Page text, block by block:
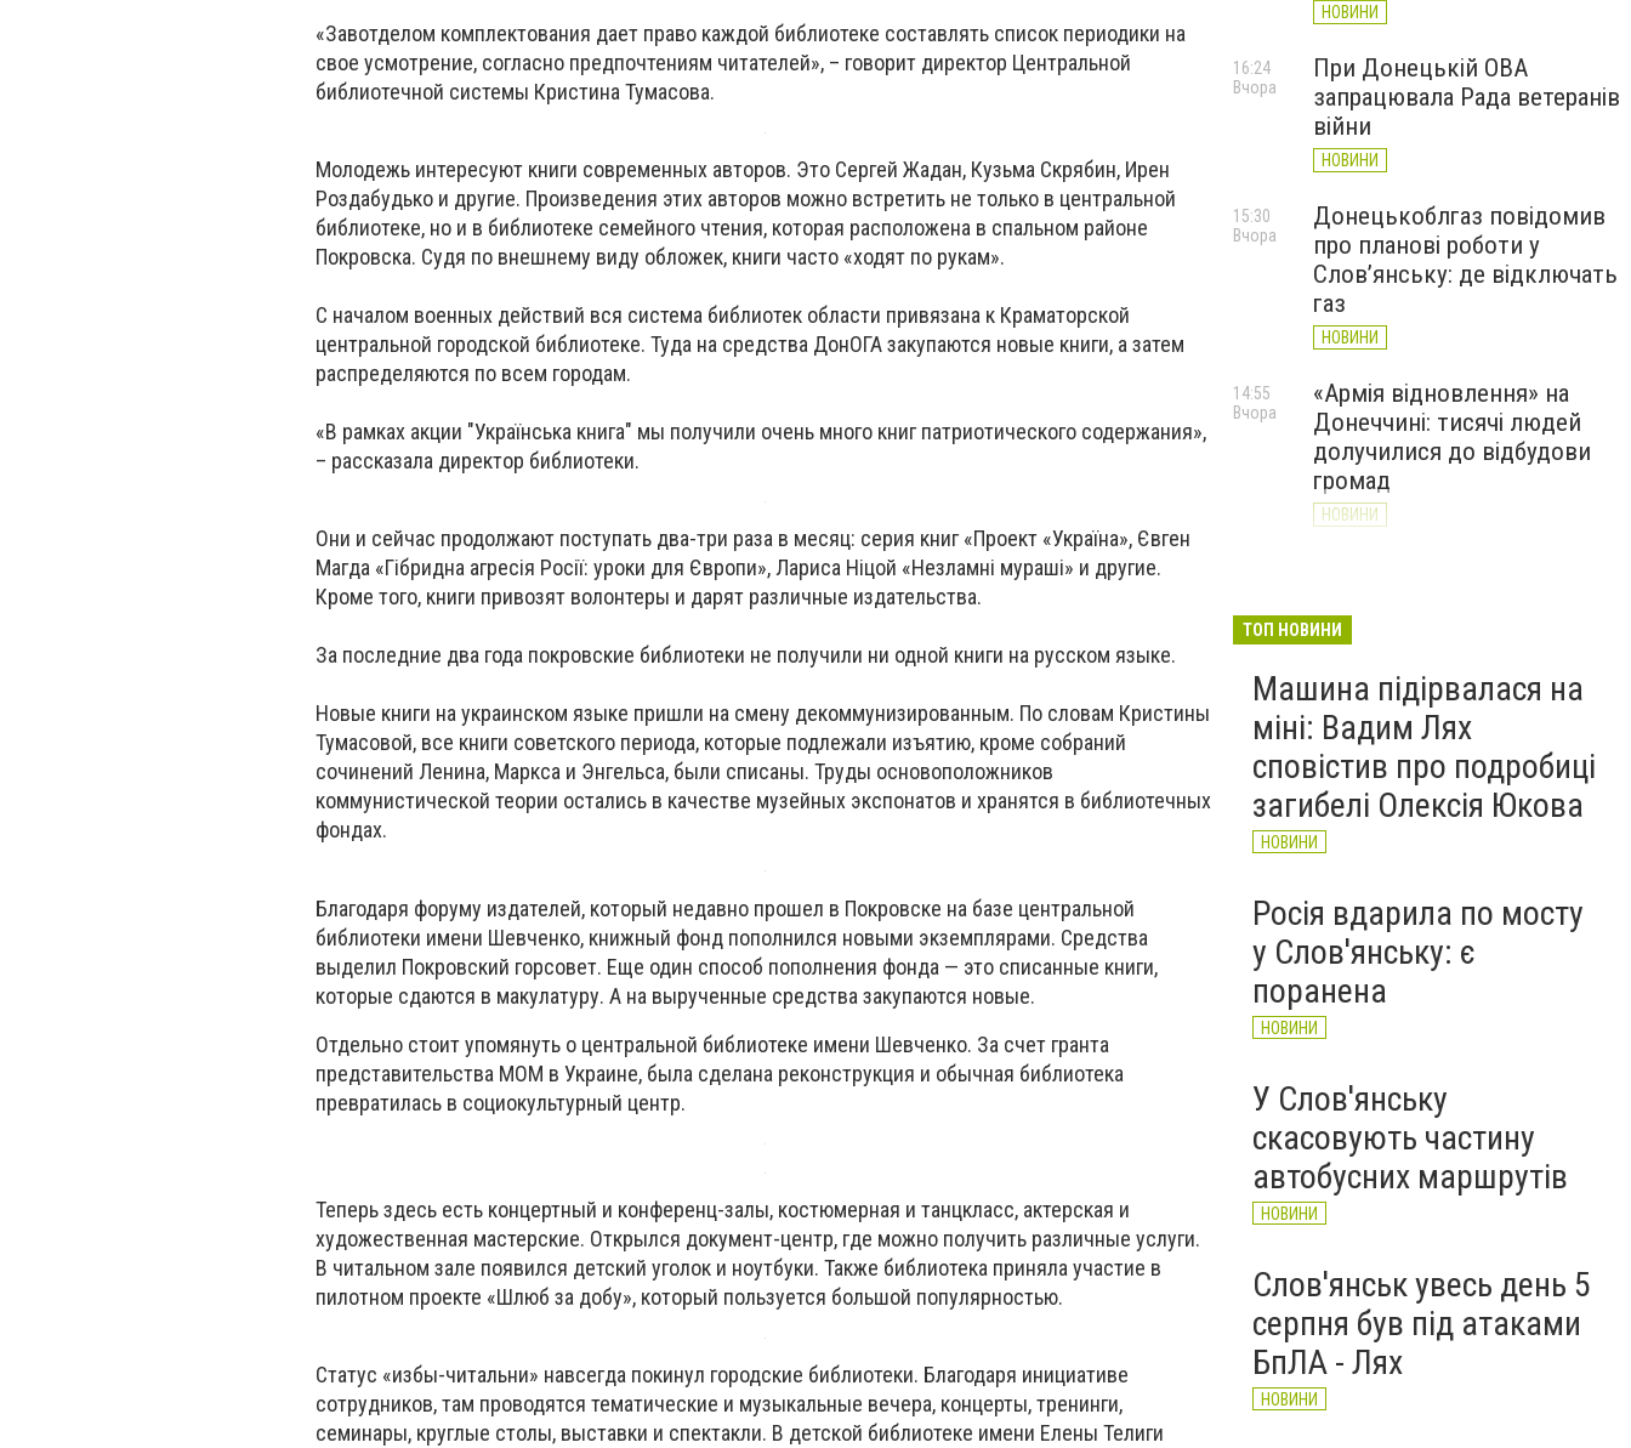
«Завотделом комплектования дает право каждой библиотеке составлять список периодики на
свое усмотрение, согласно предпочтениям читателей», – говорит директор Центральной
библиотечной системы Кристина Тумасова.
Молодежь интересуют книги современных авторов. Это Сергей Жадан, Кузьма Скрябин, Ирен
Роздабудько и другие. Произведения этих авторов можно встретить не только в центральной
библиотеке, но и в библиотеке семейного чтения, которая расположена в спальном районе
Покровска. Судя по внешнему виду обложек, книги часто «ходят по рукам».
С началом военных действий вся система библиотек области привязана к Краматорской
центральной городской библиотеке. Туда на средства ДонОГА закупаются новые книги, а затем
распределяются по всем городам.
«В рамках акции "Українська книга" мы получили очень много книг патриотического содержания»,
– рассказала директор библиотеки.
Они и сейчас продолжают поступать два-три раза в месяц: серия книг «Проект «Україна», Євген
Магда «Гібридна агресія Росії: уроки для Європи», Лариса Ніцой «Незламні мураші» и другие.
Кроме того, книги привозят волонтеры и дарят различные издательства.
За последние два года покровские библиотеки не получили ни одной книги на русском языке.
Новые книги на украинском языке пришли на смену декоммунизированным. По словам Кристины
Тумасовой, все книги советского периода, которые подлежали изъятию, кроме собраний
сочинений Ленина, Маркса и Энгельса, были списаны. Труды основоположников
коммунистической теории остались в качестве музейных экспонатов и хранятся в библиотечных
фондах.
Благодаря форуму издателей, который недавно прошел в Покровске на базе центральной
библиотеки имени Шевченко, книжный фонд пополнился новыми экземплярами. Средства
выделил Покровский горсовет. Еще один способ пополнения фонда — это списанные книги,
которые сдаются в макулатуру. А на вырученные средства закупаются новые.
Отдельно стоит упомянуть о центральной библиотеке имени Шевченко. За счет гранта
представительства МОМ в Украине, была сделана реконструкция и обычная библиотека
превратилась в социокультурный центр.
Теперь здесь есть концертный и конференц-залы, костюмерная и танцкласс, актерская и
художественная мастерские. Открылся документ-центр, где можно получить различные услуги.
В читальном зале появился детский уголок и ноутбуки. Также библиотека приняла участие в
пилотном проекте «Шлюб за добу», который пользуется большой популярностью.
Статус «избы-читальни» навсегда покинул городские библиотеки. Благодаря инициативе
сотрудников, там проводятся тематические и музыкальные вечера, концерты, тренинги,
семинары, круглые столы, выставки и спектакли. В детской библиотеке имени Елены Телиги
НОВИНИ
При Донецькій ОВА
запрацювала Рада ветеранів
війни
НОВИНИ
16:24
Вчора
Донецькоблгаз повідомив
про планові роботи у
Слов’янську: де відключать
газ
НОВИНИ
15:30
Вчора
«Армія відновлення» на
Донеччині: тисячі людей
долучилися до відбудови
громад
НОВИНИ
14:55
Вчора
працюють на Донеччині
НОВИНИ
ТОП НОВИНИ
Машина підірвалася на
міні: Вадим Лях
сповістив про подробиці
загибелі Олексія Юкова
НОВИНИ
Росія вдарила по мосту
у Слов'янську: є
поранена
НОВИНИ
У Слов'янську
скасовують частину
автобусних маршрутів
НОВИНИ
Слов'янськ увесь день 5
серпня був під атаками
БпЛА - Лях
НОВИНИ